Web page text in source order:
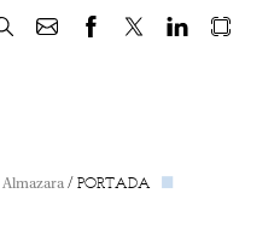
Almazara / PORTADA